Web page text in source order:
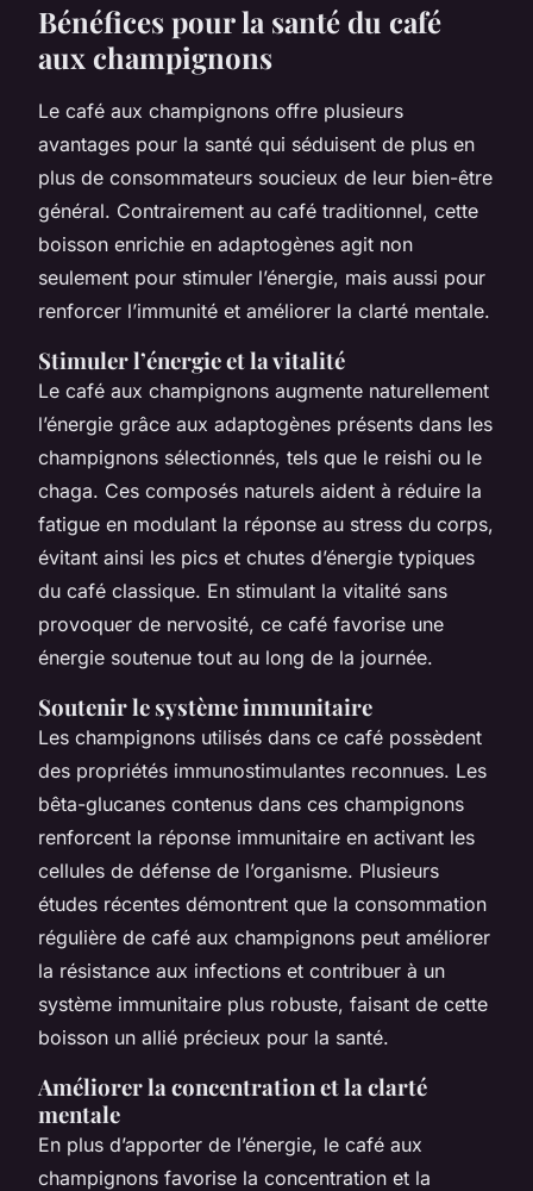
Bénéfices pour la santé du café
aux champignons
Le café aux champignons offre plusieurs
avantages pour la santé qui séduisent de plus en
plus de consommateurs soucieux de leur bien-être
général. Contrairement au café traditionnel, cette
boisson enrichie en adaptogènes agit non
seulement pour stimuler l’énergie, mais aussi pour
renforcer l’immunité et améliorer la clarté mentale.
Stimuler l’énergie et la vitalité
Le café aux champignons augmente naturellement
l’énergie grâce aux adaptogènes présents dans les
champignons sélectionnés, tels que le reishi ou le
chaga. Ces composés naturels aident à réduire la
fatigue en modulant la réponse au stress du corps,
évitant ainsi les pics et chutes d’énergie typiques
du café classique. En stimulant la vitalité sans
provoquer de nervosité, ce café favorise une
énergie soutenue tout au long de la journée.
Soutenir le système immunitaire
Les champignons utilisés dans ce café possèdent
des propriétés immunostimulantes reconnues. Les
bêta-glucanes contenus dans ces champignons
renforcent la réponse immunitaire en activant les
cellules de défense de l’organisme. Plusieurs
études récentes démontrent que la consommation
régulière de café aux champignons peut améliorer
la résistance aux infections et contribuer à un
système immunitaire plus robuste, faisant de cette
boisson un allié précieux pour la santé.
Améliorer la concentration et la clarté
mentale
En plus d’apporter de l’énergie, le café aux
champignons favorise la concentration et la